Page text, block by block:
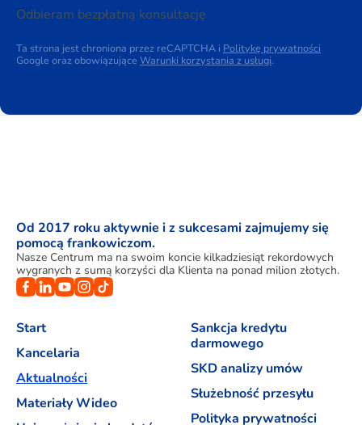
Odbieram bezpłatną konsultację
Ta strona jest chroniona przez reCAPTCHA i Politykę prywatności
Google oraz obowiązujące Warunki korzystania z usługi.
Od 2017 roku aktywnie i z sukcesami zajmujemy się
pomocą frankowiczom.
Nasze Centrum ma na swoim koncie kilkadziesiąt rekordowych
wygranych z sumą korzyści dla Klienta na ponad milion złotych.
Start
Kancelaria
Aktualności
Materiały Wideo
Sankcja kredytu
darmowego
SKD analizy umów
Służebność przesyłu
Polityka prywatności